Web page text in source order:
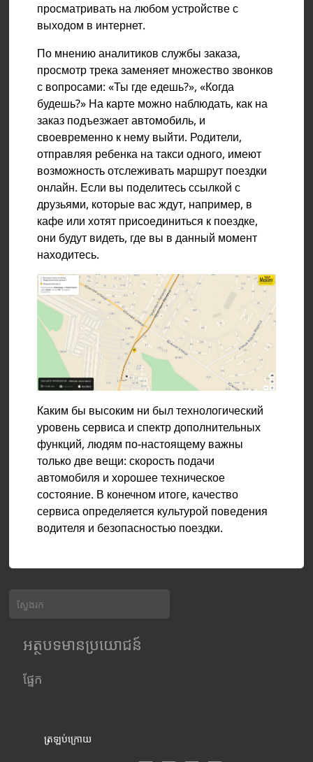
просматривать на любом устройстве с
выходом в интернет.
По мнению аналитиков службы заказа,
просмотр трека заменяет множество звонков
с вопросами: «Ты где едешь?», «Когда
будешь?» На карте можно наблюдать, как на
заказ подъезжает автомобиль, и
своевременно к нему выйти. Родители,
отправляя ребенка на такси одного, имеют
возможность отслеживать маршрут поездки
онлайн. Если вы поделитесь ссылкой с
друзьями, которые вас ждут, например, в
кафе или хотят присоединиться к поездке,
они будут видеть, где вы в данный момент
находитесь.
Каким бы высоким ни был технологический
уровень сервиса и спектр дополнительных
функций, людям по-настоящему важны
только две вещи: скорость подачи
автомобиля и хорошее техническое
состояние. В конечном итоге, качество
сервиса определяется культурой поведения
водителя и безопасностью поездки.
អត្ថបទមានប្រយោជន៍
ផ្នែក
ត្រឡប់​ក្រោយ